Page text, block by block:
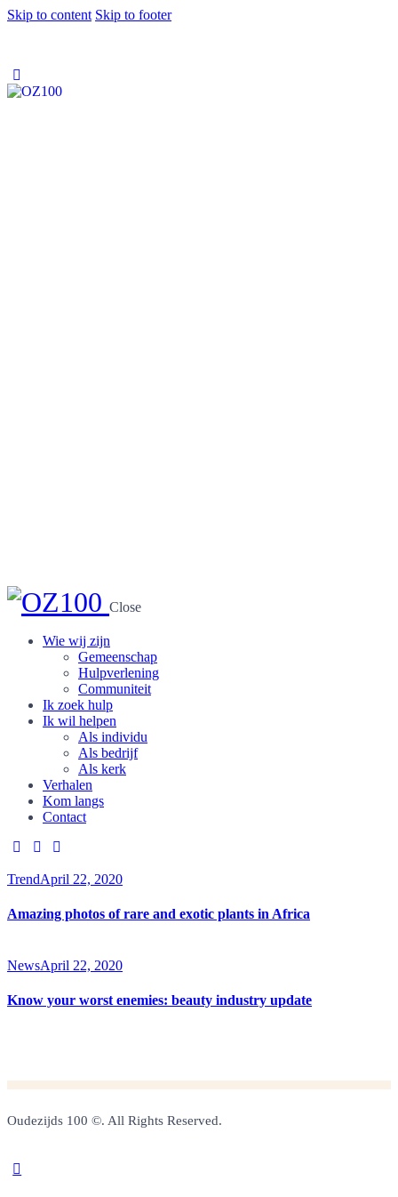
Skip to content Skip to footer
Close
Wie wij zijn
Gemeenschap
Hulpverlening
Communiteit
Ik zoek hulp
Ik wil helpen
Als individu
Als bedrijf
Als kerk
Verhalen
Kom langs
Contact
TrendApril 22, 2020
Amazing photos of rare and exotic plants in Africa
NewsApril 22, 2020
Know your worst enemies: beauty industry update
Oudezijds 100 ©. All Rights Reserved.